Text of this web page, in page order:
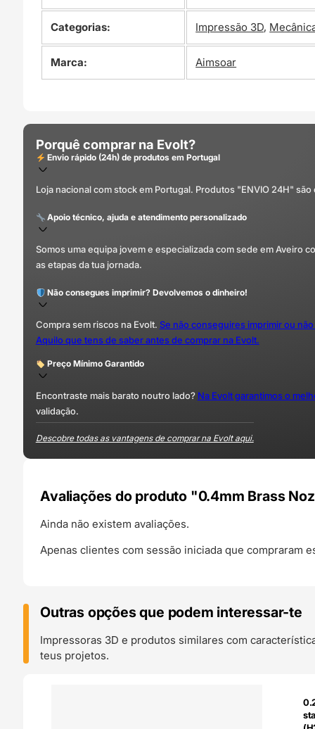
Categorias: Impressão 3D,
Marca: Aimsoar
Porquê comprar na Evolt?
Envio rápido (24h) de produtos em Portugal
Loja nacional com stock em Portugal. Produtos "ENVIO 24H"
Apoio técnico, ajuda e atendimento personalizado
Somos uma equipa jovem e especializada com sede em Aveiro
as etapas da tua jornada.
Não consegues imprimir? Devolvemos o dinheiro!
Compra sem riscos na Evolt. Se não conseguires imprimir ou
Aquilo que tens de saber antes de comprar na Evolt.
Preço Mínimo Garantido
Encontraste mais barato noutro lado? Na Evolt garantimos o
validação.
Descobre todas as vantagens de comprar na Evolt aqui.
Avaliações do produto "0.4mm Brass
Ainda não existem avaliações.
Apenas clientes com sessão iniciada que compraram
Outras opções que podem interessar-te
Impressoras 3D e produtos similares com
teus projetos.